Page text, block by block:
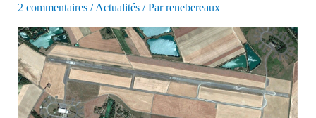
2 commentaires /Actualités/ Parrenebereaux